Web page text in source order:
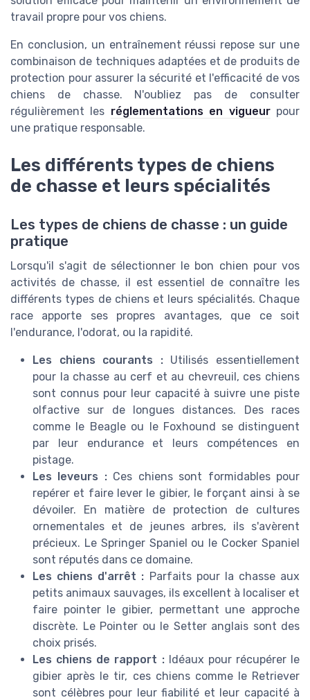
travail propre pour vos chiens.
En conclusion, un entraînement réussi repose sur une
combinaison de techniques adaptées et de produits de
protection pour assurer la sécurité et l'efficacité de vos
chiens de chasse. N'oubliez pas de consulter
régulièrement les réglementations en vigueurpour
une pratique responsable.
Les différents types de chiens
de chasse et leurs spécialités
Les types de chiens de chasse : un guide
pratique
Lorsqu'il s'agit de sélectionner le bon chien pour vos
activités de chasse, il est essentiel de connaître les
différents types de chiens et leurs spécialités. Chaque
race apporte ses propres avantages, que ce soit
l'endurance, l'odorat, ou la rapidité.
Les chiens courants :Utilisés essentiellement
pour la chasse au cerf et au chevreuil, ces chiens
sont connus pour leur capacité à suivre une piste
olfactive sur de longues distances. Des races
comme le Beagle ou le Foxhound se distinguent
par leur endurance et leurs compétences en
pistage.
Les leveurs :Ces chiens sont formidables pour
repérer et faire lever le gibier, le forçant ainsi à se
dévoiler. En matière de protection de cultures
ornementales et de jeunes arbres, ils s'avèrent
précieux. Le Springer Spaniel ou le Cocker Spaniel
sont réputés dans ce domaine.
Les chiens d'arrêt : Parfaits pour la chasse aux
petits animaux sauvages, ils excellent à localiser et
faire pointer le gibier, permettant une approche
discrète. Le Pointer ou le Setter anglais sont des
choix prisés.
Les chiens de rapport :Idéaux pour récupérer le
gibier après le tir, ces chiens comme le Retriever
sont célèbres pour leur fiabilité et leur capacité à